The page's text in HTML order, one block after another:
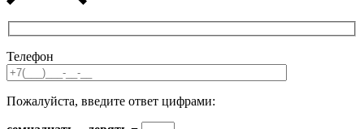
Телефон
Пожалуйста, введите ответ цифрами: